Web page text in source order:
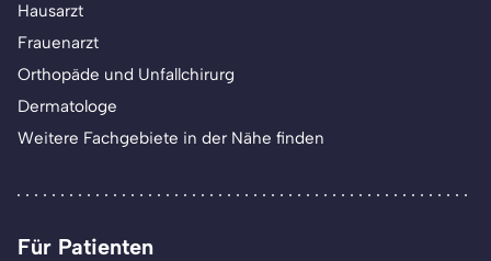
Hausarzt
Frauenarzt
Orthopäde und Unfallchirurg
Dermatologe
Weitere Fachgebiete in der Nähe finden
Für Patienten